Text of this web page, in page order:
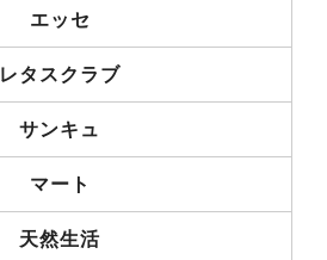
エッセ
レタスクラブ
サンキュ
マート
天然生活